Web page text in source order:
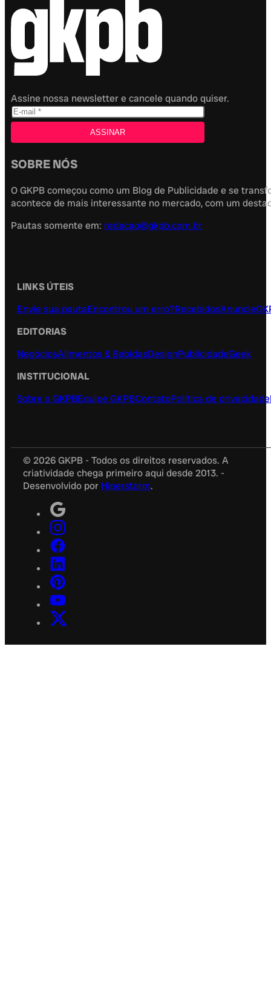
Assine nossa newsletter e cancele quando quiser.
SOBRE NÓS
O GKPB começou como um Blog de Publicidade e se
acontece de mais interessante no mercado, com um
Pautas somente em: redacao@gkpb.com.br
LINKS ÚTEIS
Envie sua pautaEncontrou um erro?RecebidosAnuncie
EDITORIAS
NegóciosAlimentos & BebidasDesignPublicidadeGeek
INSTITUCIONAL
Sobre o GKPBEquipe GKPBContatoPolítica de privacidade
© 2026 GKPB - Todos os direitos reservados. A
criatividade chega primeiro aqui desde 2013. -
Desenvolvido por Hiperstorm.